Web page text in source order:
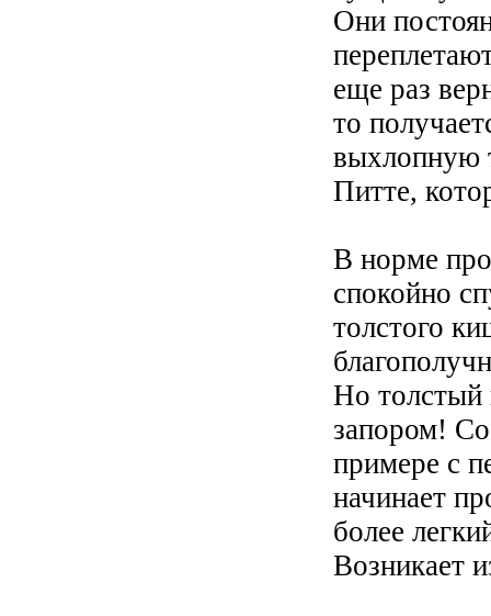
Они
еще раз
то
выхлопную
Питте,
В норме
спокойно
толстого
Но толстый
запором!
примере с
начинает
более
Возникает